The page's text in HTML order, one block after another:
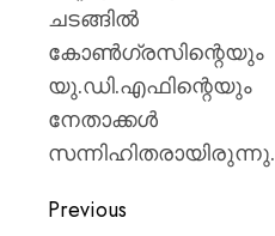
ചടങ്ങിൽ
കോൺഗ്രസിന്റെയും
യു.ഡി.എഫിന്റെയും
നേതാക്കൾ
സന്നിഹിതരായിരുന്നു.
Previous